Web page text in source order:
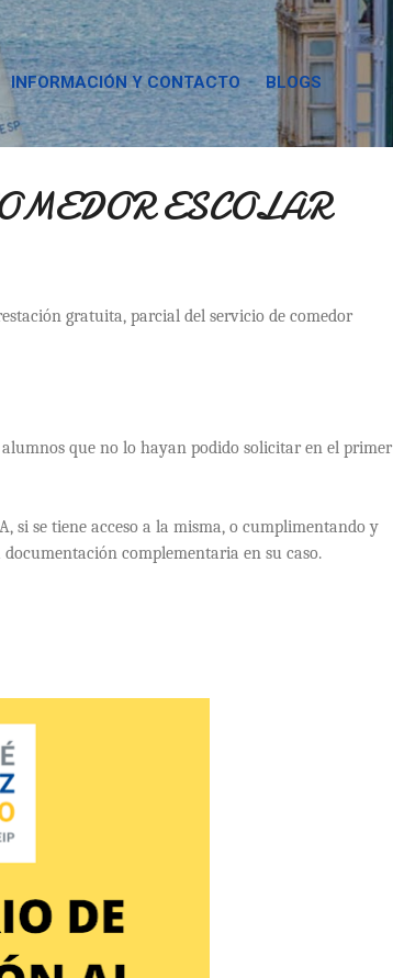
INFORMACIÓN Y CONTACTO BLOGS
ESCOLAR
gratuita, parcial del servicio de comedor
que no lo hayan podido solicitar en el primer
si se tiene acceso a la misma, o cumplimentando y
complementaria en su caso.